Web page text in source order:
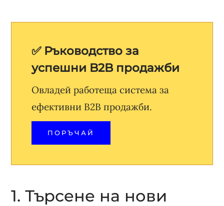
✅ Ръководство за
успешни B2B продажби
Овладей работеща система за
ефективни B2B продажби.
ПОРЪЧАЙ
1. Търсене на нови